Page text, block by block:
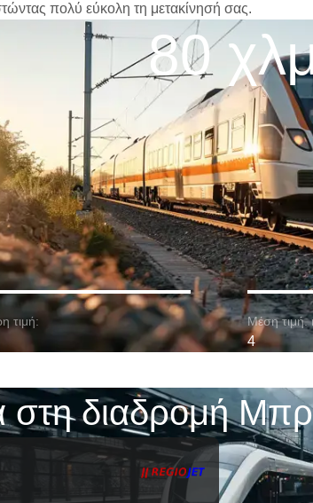
πολύ εύκολη τη μετακίνησή σας.
80
τιμή: Μέση τιμή.
4
στη διαδρομή